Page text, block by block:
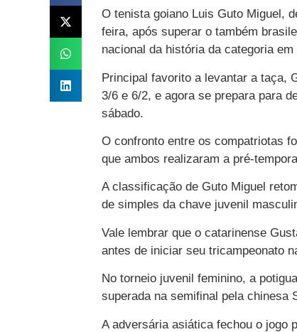
O tenista goiano Luis Guto Miguel,
feira, após superar o também
nacional da história da categoria
Principal favorito a levantar a taça,
3/6 e 6/2, e agora se prepara para
sábado.
O confronto entre os compatriotas
que ambos realizaram a pré-
A classificação de Guto Miguel
de simples da chave juvenil
Vale lembrar que o catarinense
antes de iniciar seu tricampeonato
No torneio juvenil feminino, a
superada na semifinal pela chinesa
A adversária asiática fechou o jogo